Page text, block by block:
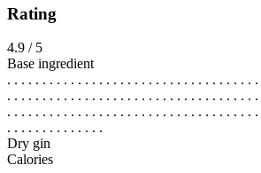
Rating
4.9 / 5
Base ingredient
. . . . . . . . . . . . . . . . . . . . . . . . . . . . . . . . . . .
. . . . . . . . . . . . . . . . . . . . . . . . . . . . . . . . . . .
. . . . . . . . . . . . . . . . . . . . . . . . . . . . . . . . . . .
. . . . . . . . . . . . . .
Dry gin
Calories